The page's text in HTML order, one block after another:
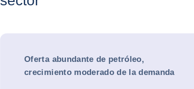
Oferta abundante de petróleo,
crecimiento moderado de la demanda